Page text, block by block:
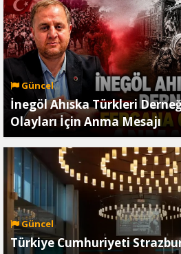
Güncel
İnegöl Ahıska Türkleri
Olayları İçin Anma Mesajı
Güncel
Türkiye Cumhuriyeti